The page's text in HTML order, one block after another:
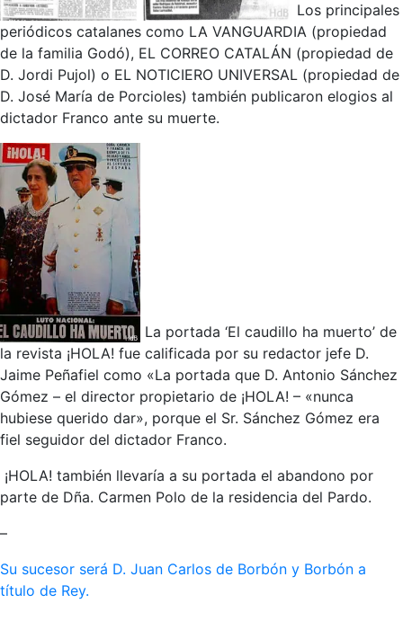
Los principales
periódicos catalanes como LA VANGUARDIA (propiedad
de la familia Godó), EL CORREO CATALÁN (propiedad de
D. Jordi Pujol) o EL NOTICIERO UNIVERSAL (propiedad de
D. José María de Porcioles) también publicaron elogios al
dictador Franco ante su muerte.
La portada ‘El caudillo ha muerto’ de
la revista ¡HOLA! fue calificada por su redactor jefe D.
Jaime Peñafiel como «La portada que D. Antonio Sánchez
Gómez – el director propietario de ¡HOLA! – «nunca
hubiese querido dar», porque el Sr. Sánchez Gómez era
fiel seguidor del dictador Franco.
¡HOLA! también llevaría a su portada el abandono por
parte de Dña. Carmen Polo de la residencia del Pardo.
–
Su sucesor será D. Juan Carlos de Borbón y Borbón a
título de Rey.